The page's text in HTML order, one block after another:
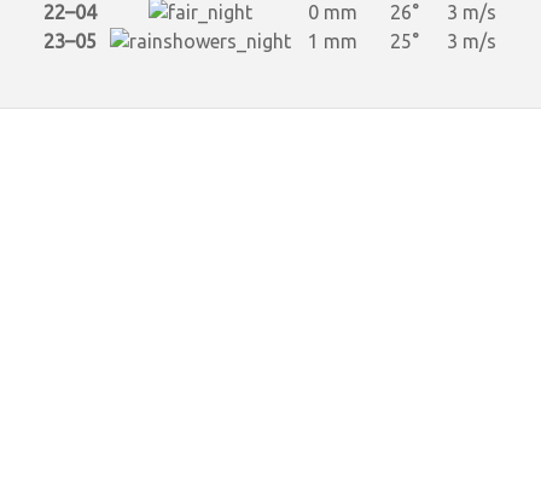
22–04
0 mm 26°
3 m/s
23–05
1 mm 25° 3 m/s